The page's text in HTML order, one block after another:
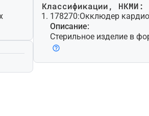
Классификации, НКМИ:
178270:Окклюдер
Описание:
Стерильное изделие в
ктов сердца. Изделие,